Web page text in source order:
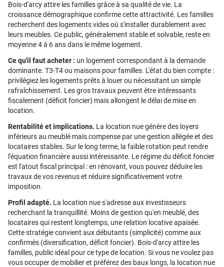
Bois-d'arcy attire les familles grâce à sa qualité de vie. La
croissance démographique confirme cette attractivité. Les familles
recherchent des logements vides où s'installer durablement avec
leurs meubles. Ce public, généralement stable et solvable, reste en
moyenne 4 à 6 ans dans le même logement.
Ce qu'il faut acheter : un logement correspondant à la demande
dominante. T3-T4 ou maisons pour familles. L'état du bien compte :
privilégiez les logements prêts à louer ou nécessitant un simple
rafraîchissement. Les gros travaux peuvent être intéressants
fiscalement (déficit foncier) mais allongent le délai de mise en
location.
Rentabilité et implications. La location nue génère des loyers
inférieurs au meublé mais compense par une gestion allégée et des
locataires stables. Sur le long terme, la faible rotation peut rendre
l'équation financière aussi intéressante. Le régime du déficit foncier
est l'atout fiscal principal : en rénovant, vous pouvez déduire les
travaux de vos revenus et réduire significativement votre
imposition.
Profil adapté. La location nue s'adresse aux investisseurs
recherchant la tranquillité. Moins de gestion qu'en meublé, des
locataires qui restent longtemps, une relation locative apaisée.
Cette stratégie convient aux débutants (simplicité) comme aux
confirmés (diversification, déficit foncier). Bois-d'arcy attire les
familles, public idéal pour ce type de location. Si vous ne voulez pas
vous occuper de mobilier et préférez des baux longs, la location nue